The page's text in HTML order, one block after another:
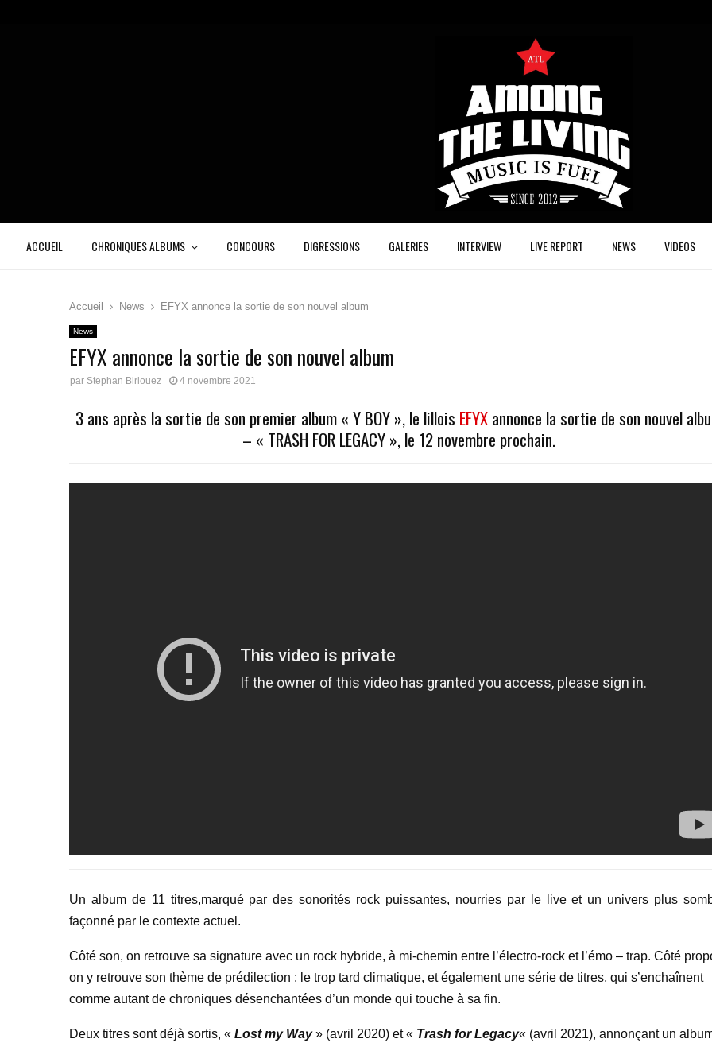
ACCUEIL CHRONIQUES ALBUMS CONCOURS DIGRESSIONS GALERIES INTERVIEW LIVE REPORT NEWS VIDEOS
Accueil News EFYX annonce la sortie de son nouvel album
News
EFYX annonce la sortie de son nouvel album
par Stephan Birlouez 4 novembre 2021
3 ans après la sortie de son premier album « Y BOY », le lillois EFYXannonce la sortie de son nouvel
– « TRASH FOR LEGACY », le 12 novembre prochain.
Un album de 11 titres,marqué par des sonorités rock puissantes, nourries par le live et un univers plus
façonné par le contexte actuel.
Côté son, on retrouve sa signature avec un rock hybride, à mi-chemin entre l’électro-rock et l’émo – trap. Côté
on y retrouve son thème de prédilection : le trop tard climatique, et également une série de titres, qui s’enchaînent
comme autant de chroniques désenchantées d’un monde qui touche à sa fin.
Deux titres sont déjà sortis, « Lost my Way» (avril 2020) et « Trash for Legacy« (avril 2021), annonçant un